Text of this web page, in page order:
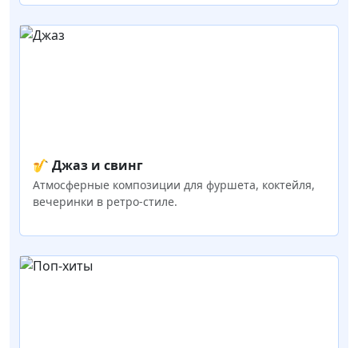
🎷 Джаз и свинг
Атмосферные композиции для фуршета, коктейля,
вечеринки в ретро-стиле.